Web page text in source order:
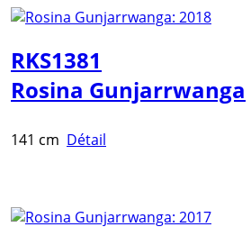
RKS1381
Rosina Gunjarrwanga
141 cm Détail